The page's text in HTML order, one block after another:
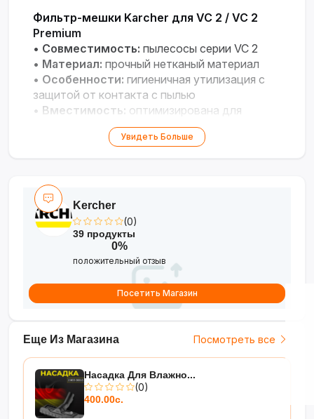
Фильтр-мешки Karcher для VC 2 / VC 2
Premium
• Совместимость: пылесосы серии VC 2
• Материал: прочный нетканый материал
• Особенности: гигиеничная утилизация с
защитой от контакта с пылью
• Вместимость: оптимизирована для
продолжительной уборки
Увидеть Больше
Еще Из Магазина Посмотреть все
Насадка Для Влажно...
(0)
400.00с.
Kercher
(0)
39 продукты
0%
положительный отзыв
Посетить Магазин